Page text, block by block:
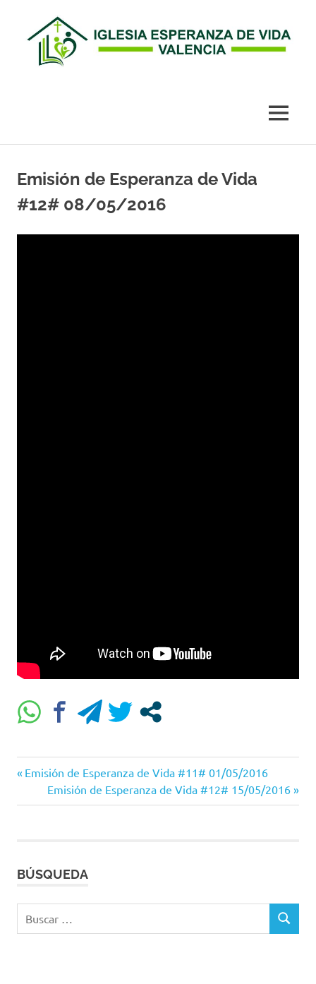
contenido
Valencia
MENÚ
Emisión de Esperanza de Vida
#12# 08/05/2016
Navegación
de
Entrada
anterior:
Emisión de Esperanza de Vida #11# 01/05/2016
Siguiente
entrada:
Emisión de Esperanza de Vida #12# 15/05/2016
BÚSQUEDA
BUSCAR